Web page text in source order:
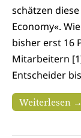
schätzen
Economy«.
bisher erst 16
Mitarbeitern
Entscheider
Weiterlesen →